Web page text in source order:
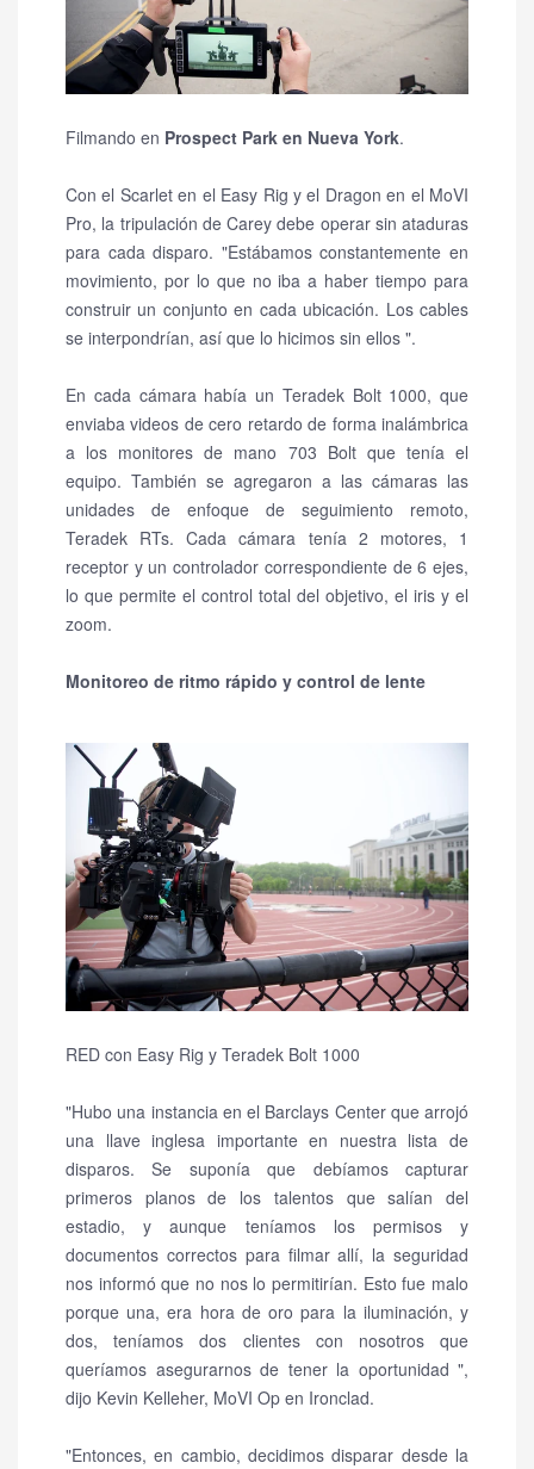
Filmando en Prospect Park en Nueva York.
Con el Scarlet en el Easy Rig y el Dragon en el MoVI
Pro, la tripulación de Carey debe operar sin ataduras
para cada disparo. "Estábamos constantemente en
movimiento, por lo que no iba a haber tiempo para
construir un conjunto en cada ubicación. Los cables
se interpondrían, así que lo hicimos sin ellos ".
En cada cámara había un Teradek Bolt 1000, que
enviaba videos de cero retardo de forma inalámbrica
a los monitores de mano 703 Bolt que tenía el
equipo. También se agregaron a las cámaras las
unidades de enfoque de seguimiento remoto,
Teradek RTs.Cada cámara tenía 2 motores, 1
receptor y un controlador correspondiente de 6 ejes,
lo que permite el control total del objetivo, el iris y el
zoom.
Monitoreo de ritmo rápido y control de lente
RED con Easy Rig y Teradek Bolt 1000
"Hubo una instancia en el Barclays Center que arrojó
una llave inglesa importante en nuestra lista de
disparos.Se suponía que debíamos capturar
primeros planos de los talentos que salían del
estadio, y aunque teníamos los permisos y
documentos correctos para filmar allí, la seguridad
nos informó que no nos lo permitirían. Esto fue malo
porque una, era hora de oro para la iluminación, y
dos, teníamos dos clientes con nosotros que
queríamos asegurarnos de tener la oportunidad ",
dijo Kevin Kelleher, MoVI Op en Ironclad.
"Entonces, en cambio, decidimos disparar desde la